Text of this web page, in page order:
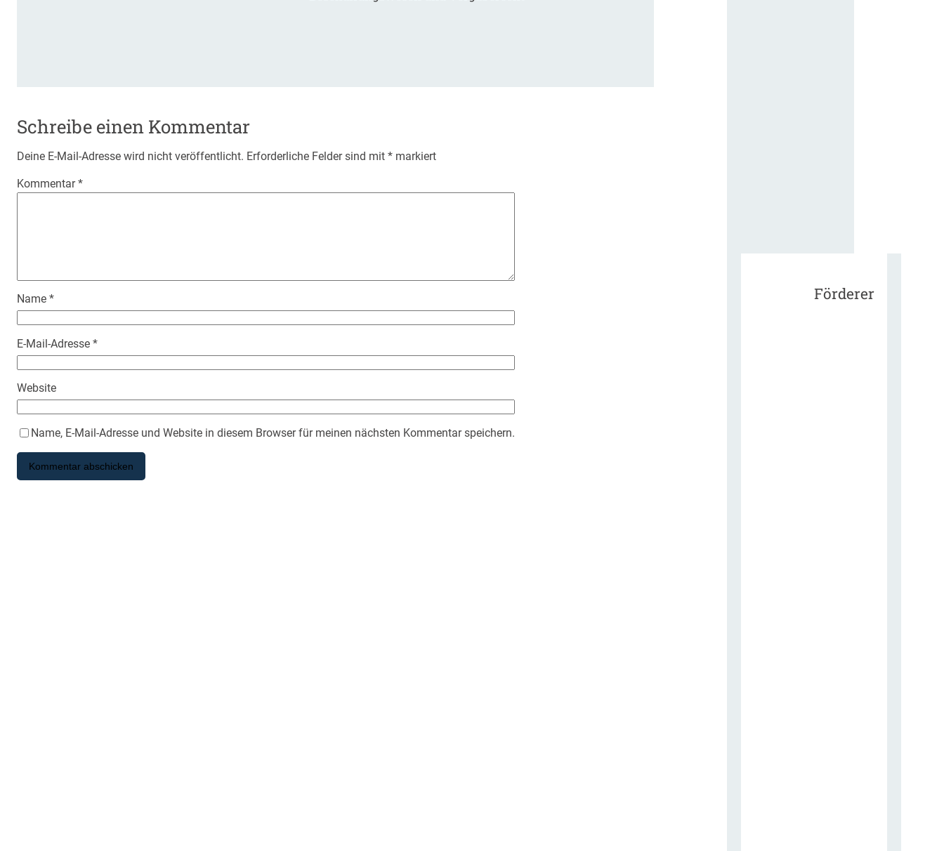
Schreibe einen Kommentar
Deine E-Mail-Adresse wird nicht veröffentlicht. Erforderliche Felder sind mit * markiert
Kommentar*
Name *
E-Mail-Adresse *
Website
Name, E-Mail-Adresse und Website in diesem Browser für meinen nächsten Kommentar speichern.
Förderer